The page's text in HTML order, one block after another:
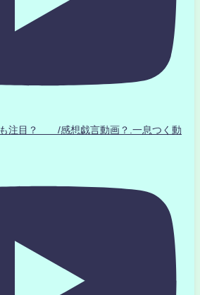
も注目？ /感想戯言動画？.一息つく動